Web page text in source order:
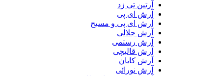
آرتین تی زد
آرش ای پی
آرش ای پی و مسیح
آرش جلالی
آرش رستمی
آرش قالیچی
آرش کایان
آرش نورائی